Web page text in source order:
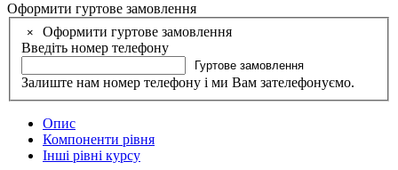
Оформити гуртове замовлення
×
Оформити гуртове замовлення
Введіть номер телефону
Гуртове замовлення
Залиште нам номер телефону і ми Вам зателефонуємо.
Опис
Компоненти рівня
Інші рівні курсу